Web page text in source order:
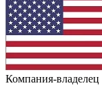
Компания-владелец